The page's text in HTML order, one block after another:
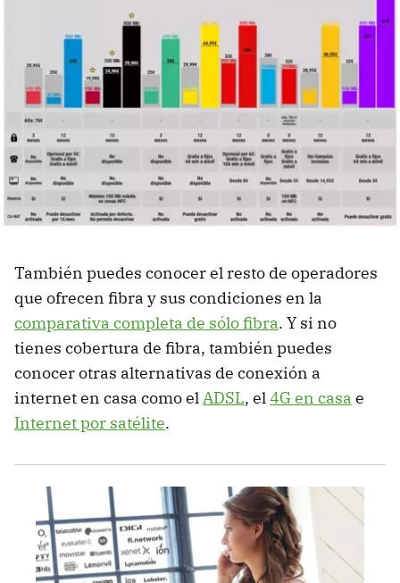
También puedes conocer el resto de operadores
que ofrecen fibra y sus condiciones en la
comparativa completa de sólo fibra. Y si no
tienes cobertura de fibra, también puedes
conocer otras alternativas de conexión a
internet en casa como elADSL, el4G en casa e
Internet por satélite.